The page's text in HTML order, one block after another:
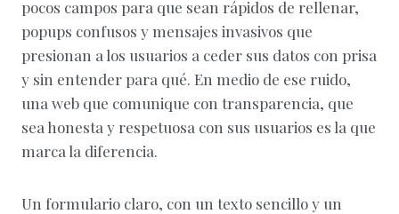
pocos campos para que sean rápidos de rellenar,
popups confusos y mensajes invasivos que
presionan a los usuarios a ceder sus datos con prisa
y sin entender para qué. En medio de ese ruido,
una web que comunique con transparencia, que
sea honesta y respetuosa con sus usuarios es la que
marca la diferencia.
Un formulario claro, con un texto sencillo y un